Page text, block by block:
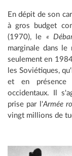
En dépit de son
à gros budget
(1970), le «
marginale dans le
seulement en
les Soviétiques,
et en présence
occidentaux. Il
prise par l'Armée
vingt millions de